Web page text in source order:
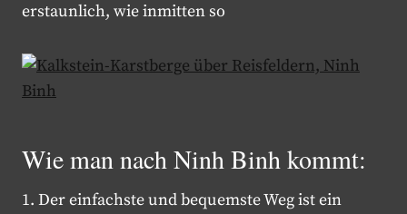
erstaunlich, wie inmitten so
Wie man nach Ninh Binh kommt:
1. Der einfachste und bequemste Weg ist ein